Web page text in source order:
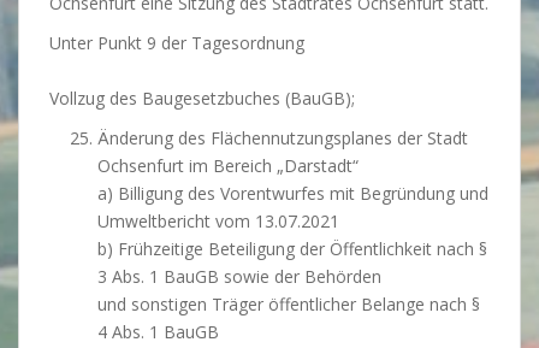
Unter Punkt 9 der Tagesordnung
Vollzug des Baugesetzbuches (BauGB);
Änderung des Flächennutzungsplanes der Stadt
Ochsenfurt im Bereich „Darstadt“
a) Billigung des Vorentwurfes mit Begründung und
Umweltbericht vom 13.07.2021
b) Frühzeitige Beteiligung der Öffentlichkeit nach §
3 Abs. 1 BauGB sowie der Behörden
und sonstigen Träger öffentlicher Belange nach §
4 Abs. 1 BauGB